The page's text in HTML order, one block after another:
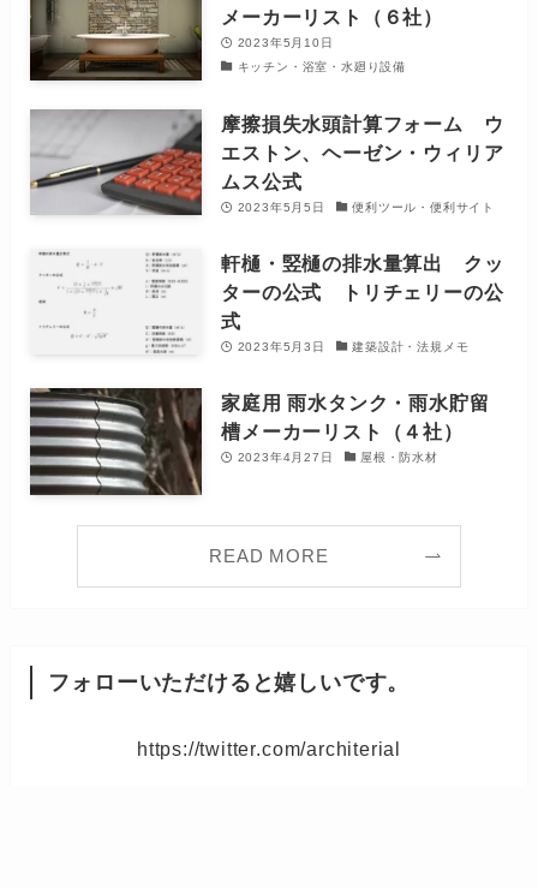
メーカーリスト（６社）
2023年5月10日
キッチン・浴室・水廻り設備
摩擦損失水頭計算フォーム ウ
エストン、ヘーゼン・ウィリア
ムス公式
2023年5月5日 便利ツール・便利サイト
軒樋・竪樋の排水量算出 クッ
ターの公式 トリチェリーの公
式
2023年5月3日 建築設計・法規メモ
家庭用 雨水タンク・雨水貯留
槽メーカーリスト（４社）
2023年4月27日 屋根・防水材
READ MORE
フォローいただけると嬉しいです。
https://twitter.com/architerial